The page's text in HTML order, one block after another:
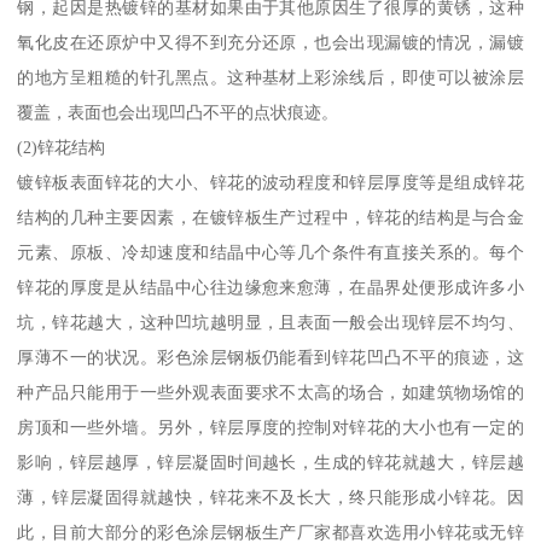
钢，起因是热镀锌的基材如果由于其他原因生了很厚的黄锈，这种
氧化皮在还原炉中又得不到充分还原，也会出现漏镀的情况，漏镀
的地方呈粗糙的针孔黑点。这种基材上彩涂线后，即使可以被涂层
覆盖，表面也会出现凹凸不平的点状痕迹。
(2)锌花结构
镀锌板表面锌花的大小、锌花的波动程度和锌层厚度等是组成锌花
结构的几种主要因素，在镀锌板生产过程中，锌花的结构是与合金
元素、原板、冷却速度和结晶中心等几个条件有直接关系的。每个
锌花的厚度是从结晶中心往边缘愈来愈薄，在晶界处便形成许多小
坑，锌花越大，这种凹坑越明显，且表面一般会出现锌层不均匀、
厚薄不一的状况。彩色涂层钢板仍能看到锌花凹凸不平的痕迹，这
种产品只能用于一些外观表面要求不太高的场合，如建筑物场馆的
房顶和一些外墙。另外，锌层厚度的控制对锌花的大小也有一定的
影响，锌层越厚，锌层凝固时间越长，生成的锌花就越大，锌层越
薄，锌层凝固得就越快，锌花来不及长大，终只能形成小锌花。因
此，目前大部分的彩色涂层钢板生产厂家都喜欢选用小锌花或无锌